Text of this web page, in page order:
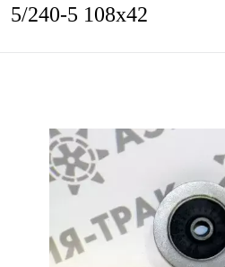
5/240-5 108x42